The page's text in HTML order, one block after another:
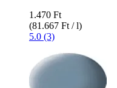
1.470 Ft
(81.667 Ft / l)
5.0 (3)